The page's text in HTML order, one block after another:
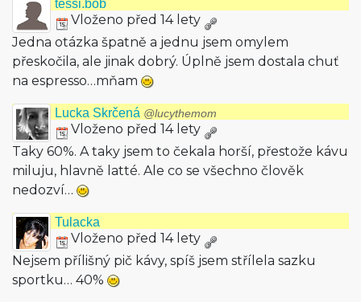
tessi.bob
Vloženo před 14 lety
Jedna otázka špatně a jednu jsem omylem
přeskočila, ale jinak dobrý. Úplně jsem dostala chuť
na espresso…mňam
Lucka Skrčená @lucythemom
Vloženo před 14 lety
Taky 60%. A taky jsem to čekala horší, přestože kávu
miluju, hlavně latté. Ale co se všechno člověk
nedozví…
Tulacka
Vloženo před 14 lety
Nejsem přílišný pič kávy, spíš jsem střílela sazku
sportku… 40%